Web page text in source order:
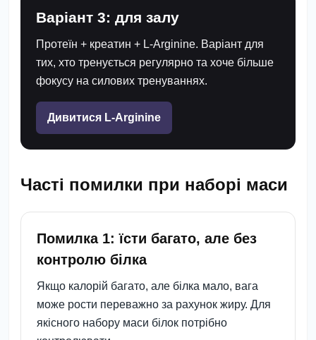
Варіант 3: для залу
Протеїн + креатин + L-Arginine. Варіант для
тих, хто тренується регулярно та хоче більше
фокусу на силових тренуваннях.
Дивитися L-Arginine
Часті помилки при наборі маси
Помилка 1: їсти багато, але без
контролю білка
Якщо калорій багато, але білка мало, вага
може рости переважно за рахунок жиру. Для
якісного набору маси білок потрібно